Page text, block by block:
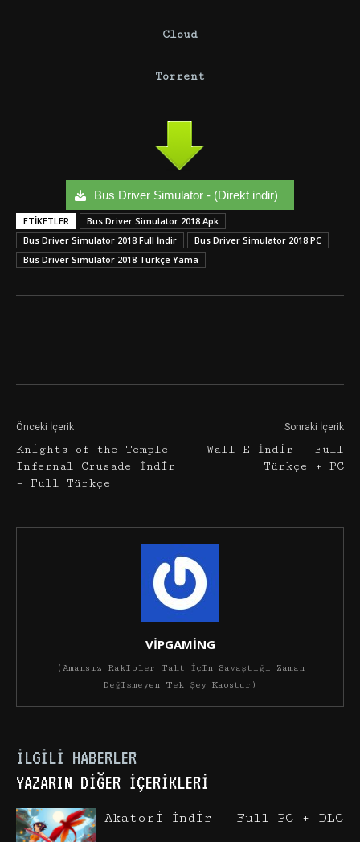
Cloud
Torrent
Bus Driver Simulator - (Direkt indir)
ETIKETLER
Bus Driver Simulator 2018 Apk
Bus Driver Simulator 2018 Full İndir
Bus Driver Simulator 2018 PC
Bus Driver Simulator 2018 Türkçe Yama
Önceki İçerik
Knights of the Temple
Infernal Crusade İndir
– Full Türkçe
Sonraki İçerik
Wall-E İndir – Full
Türkçe + PC
VİPGAMİNG
(Amansız Rakipler Taht İçin Savaştığı Zaman
Değişmeyen Tek Şey Kaostur)
İLGILI HABERLER
YAZARIN DIĞER İÇERIKLERI
Akatori İndir – Full PC + DLC